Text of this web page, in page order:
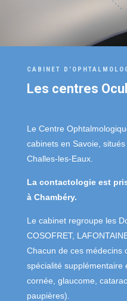
CABINET
Les centres
Le Centre
cabinets en Savoie,
Challes-les-Eaux.
La contactologie est
à Chambéry.
Le cabinet regroupe les
COSOFRET,
Chacun de ces médecins
spécialité supplémentaire
cornée, glaucome,
paupières).